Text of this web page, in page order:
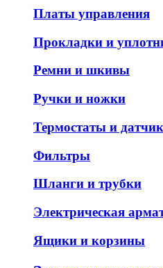
Платы управления
Прокладки и
Ремни и шкивы
Ручки и ножки
Термостаты и
Фильтры
Шланги и трубки
Электрическая
Ящики и корзины